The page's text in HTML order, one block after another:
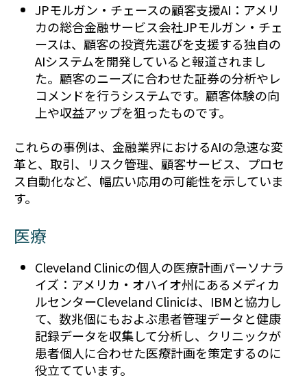
JPモルガン・チェースの顧客支援AI：アメリ
カの総合金融サービス会社JPモルガン・チェ
ースは、顧客の投資先選びを支援する独自の
AIシステムを開発していると報道されまし
た。顧客のニーズに合わせた証券の分析やレ
コメンドを行うシステムです。顧客体験の向
上や収益アップを狙ったものです。
これらの事例は、金融業界におけるAIの急速な変
革と、取引、リスク管理、顧客サービス、プロセ
ス自動化など、幅広い応用の可能性を示していま
す。
医療
Cleveland Clinicの個人の医療計画パーソナラ
イズ：アメリカ・オハイオ州にあるメディカ
ルセンターCleveland Clinicは、IBMと協力し
て、数兆個にもおよぶ患者管理データと健康
記録データを収集して分析し、クリニックが
患者個人に合わせた医療計画を策定するのに
役立てています。